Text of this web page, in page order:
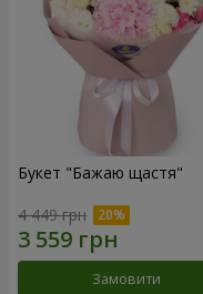
Букет "Бажаю щастя"
4 449 грн
Замовити